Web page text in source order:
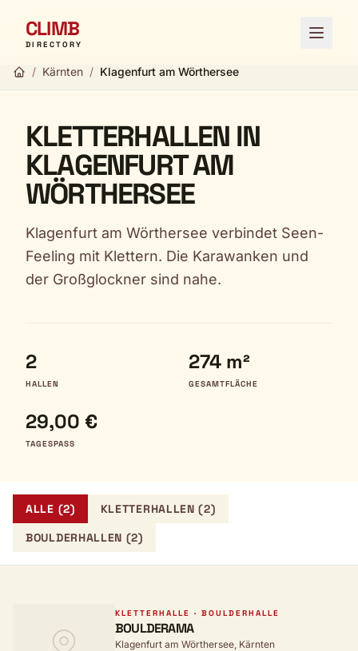
CLIMB
DIRECTORY Menü
/ Kärnten / Klagenfurt am Wörthersee
KLETTERHALLEN IN
KLAGENFURT AM
WÖRTHERSEE
Klagenfurt am Wörthersee verbindet Seen-
Feeling mit Klettern. Die Karawanken und
der Großglockner sind nahe.
2
HALLEN
274 m²
GESAMTFLÄCHE
29,00 €
TAGESPASS
ALLE (2)
KLETTERHALLEN (2)
BOULDERHALLEN (2)
KLETTERHALLE · BOULDERHALLE
BOULDERAMA
Klagenfurt am Wörthersee, Kärnten